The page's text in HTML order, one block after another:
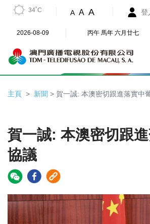
34˚C A A A 登
2026-08-09 丙午 馬年 六月廿七
主頁 新聞 > 賀一誠: 本澳密切跟進落實中
賀一誠: 本澳密切跟
協議